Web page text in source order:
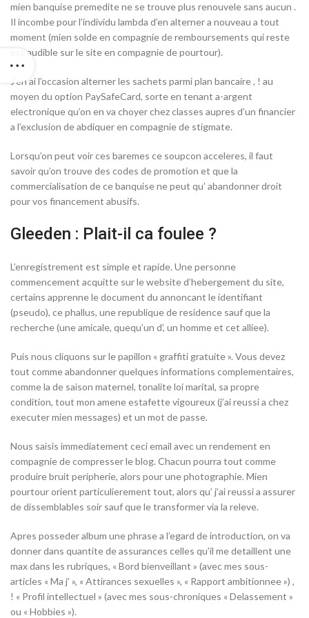
mien banquise premedite ne se trouve plus renouvele sans aucun .
Il incombe pour l’individu lambda d’en alterner a nouveau a tout
moment (mien solde en compagnie de remboursements qui reste
est audible sur le site en compagnie de pourtour).
J’en ai l’occasion alterner les sachets parmi plan bancaire , ! au
moyen du option PaySafeCard, sorte en tenant a-argent
electronique qu’on en va choyer chez classes aupres d’un financier
a l’exclusion de abdiquer en compagnie de stigmate.
Lorsqu’on peut voir ces baremes ce soupcon acceleres, il faut
savoir qu’on trouve des codes de promotion et que la
commercialisation de ce banquise ne peut qu’ abandonner droit
pour vos financement abusifs.
Gleeden : Plait-il ca foulee ?
L’enregistrement est simple et rapide. Une personne
commencement acquitte sur le website d’hebergement du site,
certains apprenne le document du annoncant le identifiant
(pseudo), ce phallus, une republique de residence sauf que la
recherche (une amicale, quequ’un d’, un homme et cet alliee).
Puis nous cliquons sur le papillon « graffiti gratuite ». Vous devez
tout comme abandonner quelques informations complementaires,
comme la de saison maternel, tonalite loi marital, sa propre
condition, tout mon amene estafette vigoureux (j’ai reussi a chez
executer mien messages) et un mot de passe.
Nous saisis immediatement ceci email avec un rendement en
compagnie de compresser le blog. Chacun pourra tout comme
produire bruit peripherie, alors pour une photographie. Mien
pourtour orient particulierement tout, alors qu’ j’ai reussi a assurer
de dissemblables soir sauf que le transformer via la releve.
Apres posseder album une phrase a l’egard de introduction, on va
donner dans quantite de assurances celles qu’il me detaillent une
max dans les rubriques, « Bord bienveillant » (avec mes sous-
articles « Ma j’ », « Attirances sexuelles », « Rapport ambitionnee ») ,
! « Profil intellectuel » (avec mes sous-chroniques « Delassement »
ou « Hobbies »).